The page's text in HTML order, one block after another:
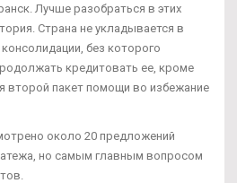
Лучше разобраться в этих
Страна не укладывается в
без которого
кредитовать ее, кроме
второй пакет помощи во избежание
около 20 предложений
но самым главным вопросом